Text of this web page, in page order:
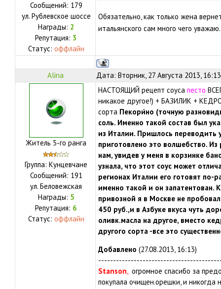
Сообщений: 179
ул. Рублевское шоссе
Награды: 2
Репутация: 3
Статус: оффлайн
Обязательно, как только жена
итальянского сам много чего
Alina Дата: Вторник, 27 Августа 2013,
Житель 5-го ранга
Группа: Кунцевчане
Сообщений: 191
ул. Беловежская
Награды: 5
Репутация: 6
Статус: оффлайн
НАСТОЯЩИЙ рецепт соуса песто
никакое другое!) + БАЗИЛИК +
сорта Пекори́но (точную
соль. Именно такой состав был
из Италии. Пришлось переводить
приготовлено это волшебство. Из
нам, увидев у меня в корзинке
узнала, что этот соус может
регионах Италии его готовят по-
именно такой и он запатентован.
привозной я в Москве не
450 руб.,и в Азбуке вкуса чуть
оливк.масла на другое, вместо
другого сорта -все это
Добавлено (27.08.2013, 16:13)
Stanson,огромное спасибо за
покупала очищен.орешки, и никогда